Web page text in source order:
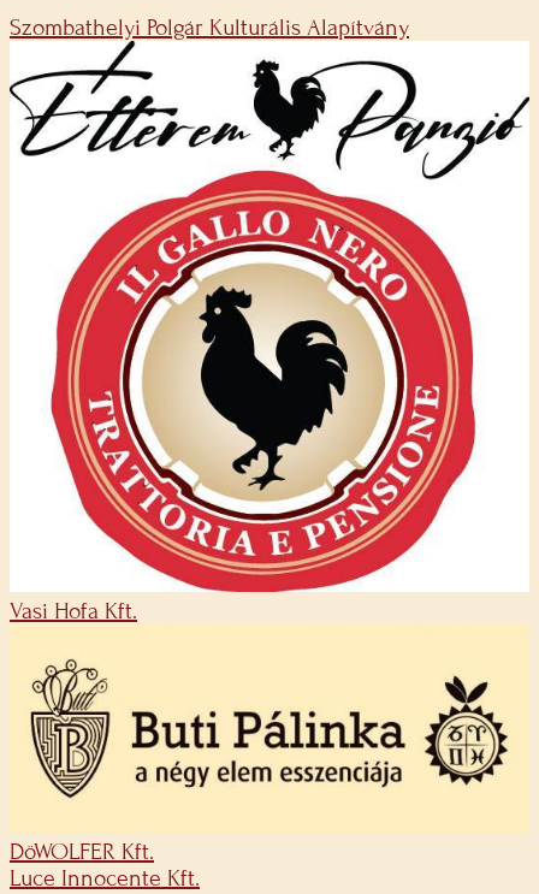
Szombathelyi Polgár Kulturális Alapítvány
Vasi Hofa Kft.
DöWOLFER Kft.
Luce Innocente Kft.